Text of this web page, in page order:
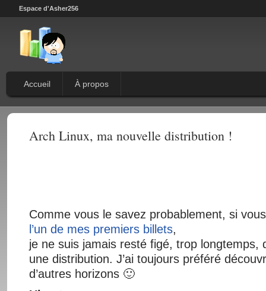
Espace d'Asher256
Accueil À propos
Arch Linux, ma nouvelle distribution !
Comme vous le savez probablement, si
l’un de mes premiers billets,
je ne suis jamais resté figé, trop longtemps,
une distribution. J’ai toujours préféré
d’autres horizons 🙂